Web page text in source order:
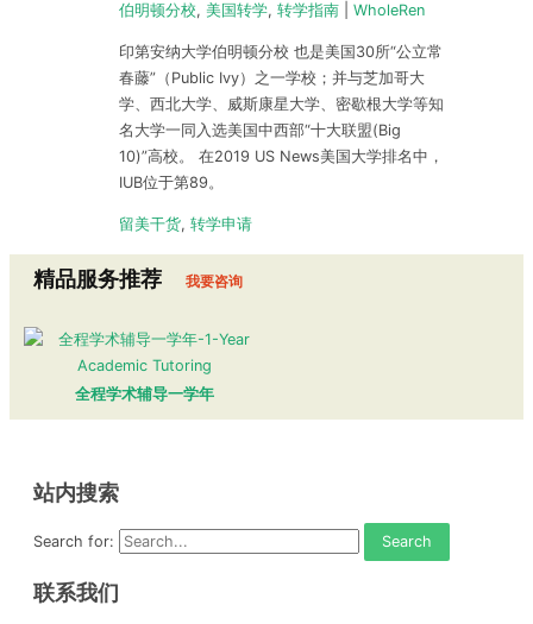
伯明顿分校, 美国转学, 转学指南 WholeRen
印第安纳大学伯明顿分校 也是美国30所“公立常
春藤”（Public Ivy）之一学校；并与芝加哥大
学、西北大学、威斯康星大学、密歇根大学等知
名大学一同入选美国中西部“十大联盟(Big
10)”高校。 在2019 US News美国大学排名中，
IUB位于第89。
留美干货, 转学申请
精品服务推荐 我要咨询
全程学术辅导一学年
站内搜索
Search for:
联系我们